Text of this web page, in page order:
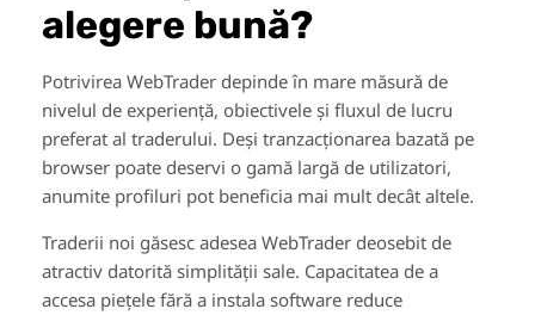
alegere bună?
Potrivirea WebTrader depinde în mare măsură de
nivelul de experiență, obiectivele și fluxul de lucru
preferat al traderului. Deși tranzacționarea bazată pe
browser poate deservi o gamă largă de utilizatori,
anumite profiluri pot beneficia mai mult decât altele.
Traderii noi găsesc adesea WebTrader deosebit de
atractiv datorită simplității sale. Capacitatea de a
accesa piețele fără a instala software reduce